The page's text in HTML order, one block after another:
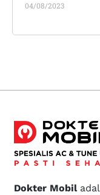
04/08/2023
Dokter Mobil